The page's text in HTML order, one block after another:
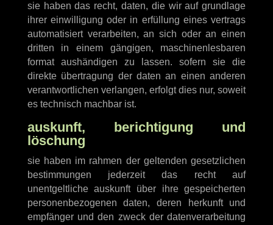
sie haben das recht, daten, die wir auf grundlage
ihrer einwilligung oder in erfüllung eines vertrags
automatisiert verarbeiten, an sich oder an einen
dritten in einem gängigen, maschinenlesbaren
format aushändigen zu lassen. sofern sie die
direkte übertragung der daten an einen anderen
verantwortlichen verlangen, erfolgt dies nur, soweit
es technisch machbar ist.
auskunft, berichtigung und
löschung
sie haben im rahmen der geltenden gesetzlichen
bestimmungen jederzeit das recht auf
unentgeltliche auskunft über ihre gespeicherten
personenbezogenen daten, deren herkunft und
empfänger und den zweck der datenverarbeitung